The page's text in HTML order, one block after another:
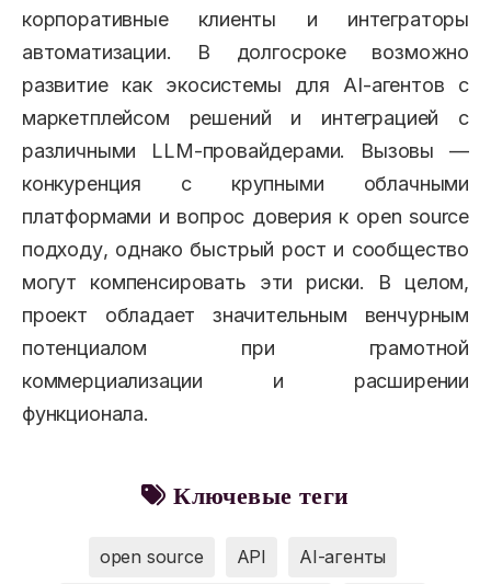
корпоративные клиенты и интеграторы
автоматизации. В долгосроке возможно
развитие как экосистемы для AI-агентов с
маркетплейсом решений и интеграцией с
различными LLM-провайдерами. Вызовы —
конкуренция с крупными облачными
платформами и вопрос доверия к open source
подходу, однако быстрый рост и сообщество
могут компенсировать эти риски. В целом,
проект обладает значительным венчурным
потенциалом при грамотной
коммерциализации и расширении
функционала.
Ключевые теги
open source API AI-агенты